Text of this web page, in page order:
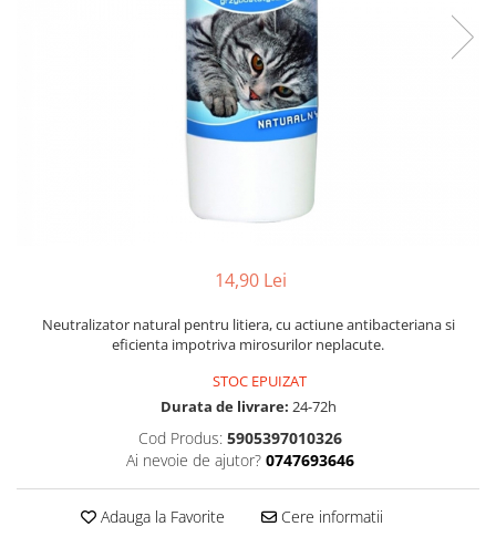
14,90 Lei
Neutralizator natural pentru litiera, cu actiune antibacteriana si
eficienta impotriva mirosurilor neplacute.
STOC EPUIZAT
Durata de livrare: 24-72h
Cod Produs: 5905397010326
Ai nevoie de ajutor? 0747693646
Adauga la Favorite Cere informatii